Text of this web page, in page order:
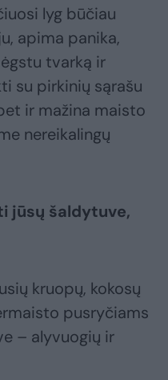
lyg būčiau
apima panika,
tvarką ir
su pirkinių sąrašu
ir mažina maisto
nereikalingų
jūsų šaldytuve,
kruopų, kokosų
pusryčiams
– alyvuogių ir